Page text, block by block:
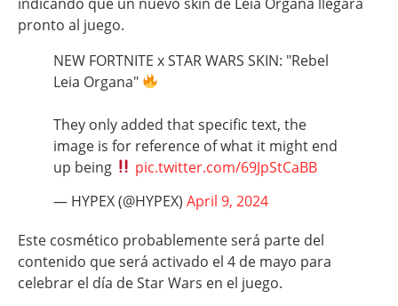
pronto al juego.
NEW FORTNITE x STAR WARS SKIN: "Rebel
Leia Organa"
They only added that specific text, the
image is for reference of what it might end
up being
pic.twitter.com/69JpStCaBB
— HYPEX (@HYPEX) April 9, 2024
Este cosmético probablemente será parte del
contenido que será activado el 4 de mayo para
celebrar el día de Star Wars en el juego.